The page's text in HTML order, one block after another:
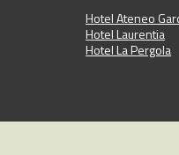
Hotel Ateneo
Hotel Laurentia
Hotel La Pergola